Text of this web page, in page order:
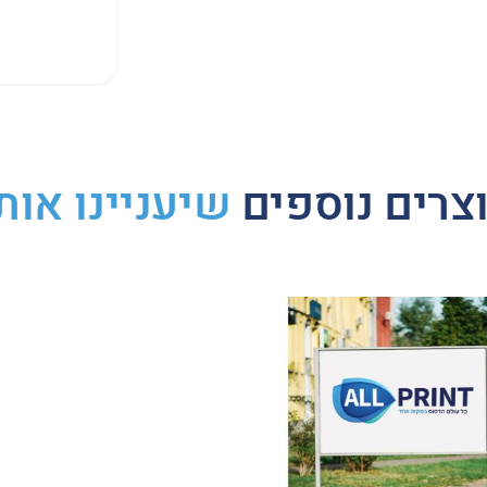
נוספים שיעניינו